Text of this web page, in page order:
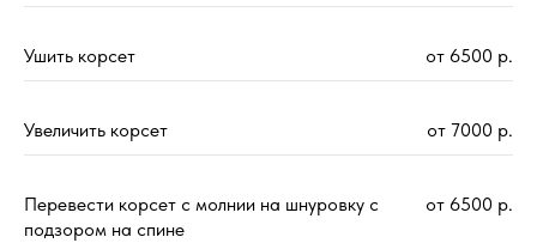
Ушить корсет от 6500 р.
Увеличить корсет от 7000 р.
Перевести корсет с молнии на шнуровку с
подзором на спине
от 6500 р.